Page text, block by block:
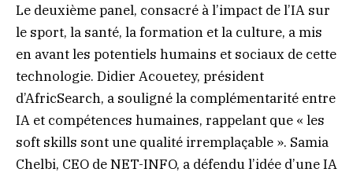
Le deuxième panel, consacré à l’impact de l’IA sur
le sport, la santé, la formation et la culture, a mis
en avant les potentiels humains et sociaux de cette
technologie. Didier Acouetey, président
d’AfricSearch, a souligné la complémentarité entre
IA et compétences humaines, rappelant que « les
soft skills sont une qualité irremplaçable ». Samia
Chelbi, CEO de NET-INFO, a défendu l’idée d’une IA